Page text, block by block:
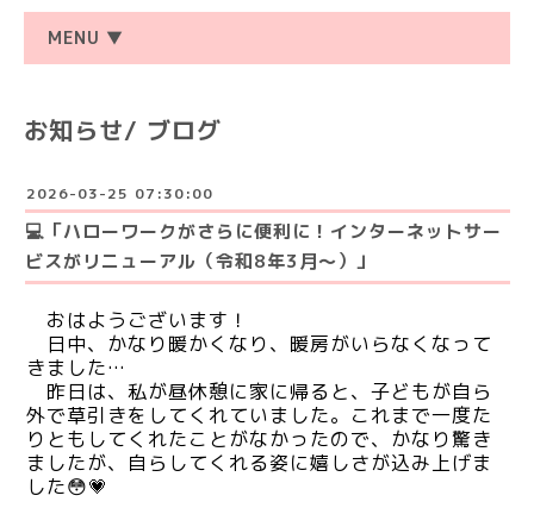
MENU ▼
お知らせ/ ブログ
2026-03-25 07:30:00
💻「ハローワークがさらに便利に！インターネットサー
ビスがリニューアル（令和8年3月～）」
おはようございます！
日中、かなり暖かくなり、暖房がいらなくなって
きました…
昨日は、私が昼休憩に家に帰ると、子どもが自ら
外で草引きをしてくれていました。これまで一度た
りともしてくれたことがなかったので、かなり驚き
ましたが、自らしてくれる姿に嬉しさが込み上げま
した😳💗